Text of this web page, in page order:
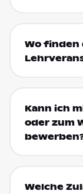
Wo finden
Kann ich
oder zum
Welche